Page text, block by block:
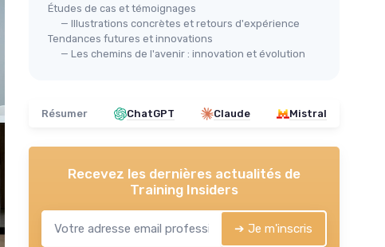
Études de cas et témoignages
— Illustrations concrètes et retours d'expérience
Tendances futures et innovations
— Les chemins de l'avenir : innovation et évolution
Résumer ChatGPT Claude Mistral
Recevez les dernières actualités de
Training Insiders
➔ Je m'inscris